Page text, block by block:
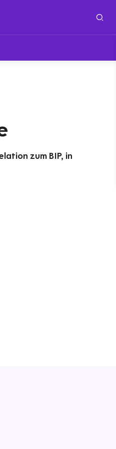
zum BIP, in